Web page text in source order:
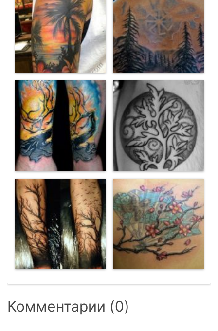
Комментарии (0)